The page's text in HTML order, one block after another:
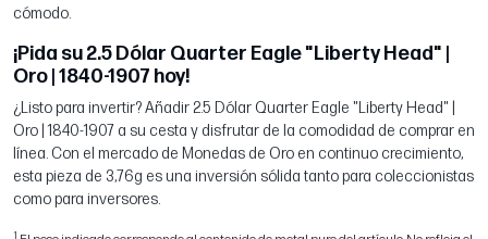
cómodo.
¡Pida su 2.5 Dólar Quarter Eagle "Liberty Head" |
Oro | 1840-1907 hoy!
¿Listo para invertir? Añadir 2.5 Dólar Quarter Eagle "Liberty Head" |
Oro | 1840-1907 a su cesta y disfrutar de la comodidad de comprar en
línea. Con el mercado de Monedas de Oro en continuo crecimiento,
esta pieza de 3,76g es una inversión sólida tanto para coleccionistas
como para inversores.
1